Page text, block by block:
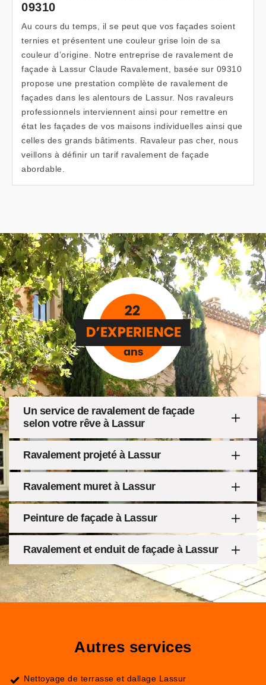
09310
Au cours du temps, il se peut que vos façades soient
ternies et présentent une couleur grise loin de sa
couleur d’origine. Notre entreprise de ravalement de
façade à Lassur Claude Ravalement, basée sur 09310
propose une prestation complète de ravalement de
façades dans les alentours de Lassur. Nos ravaleurs
professionnels interviennent ainsi pour remettre en
état les façades de vos maisons individuelles ainsi que
celles des grands bâtiments. Ravaleur pas cher, nous
veillons à définir un tarif ravalement de façade
abordable.
Un service de ravalement de façade
selon votre rêve à Lassur
Ravalement projeté à Lassur
Ravalement muret à Lassur
Peinture de façade à Lassur
Ravalement et enduit de façade à Lassur
Autres services
Nettoyage de terrasse et dallage Lassur